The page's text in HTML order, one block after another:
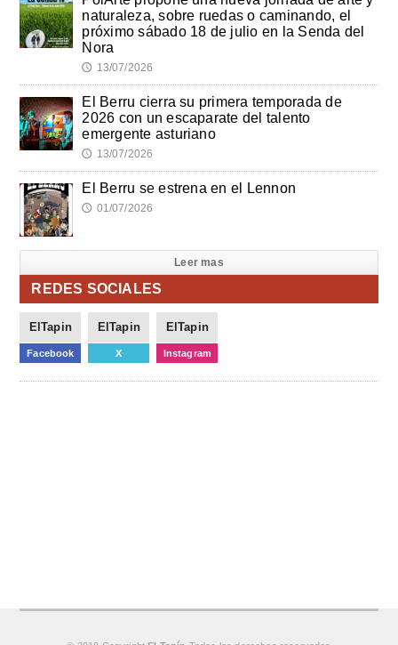
naturaleza, sobre ruedas o caminando, el
próximo sábado 18 de julio en la Senda del
Nora
🕔 13/07/2026
El Berru cierra su primera temporada de
2026 con un escaparate del talento
emergente asturiano
🕔 13/07/2026
El Berru se estrena en el Lennon
🕔 01/07/2026
Leer mas
REDES SOCIALES
ElTapin
Facebook
ElTapin
X
ElTapin
Instagram